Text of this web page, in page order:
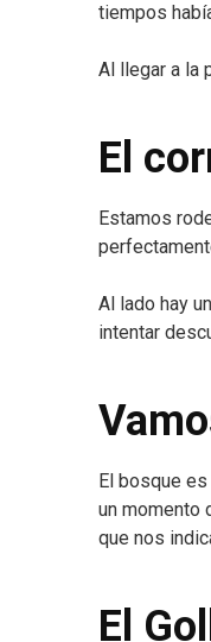
tiempos
Al llegar a la
El
Estamos
Al lado hay
intentar
El bosque
un momento
que nos
El